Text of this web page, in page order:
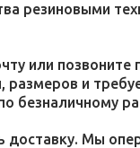
резиновыми
или позвоните
размеров и
безналичному
Мы